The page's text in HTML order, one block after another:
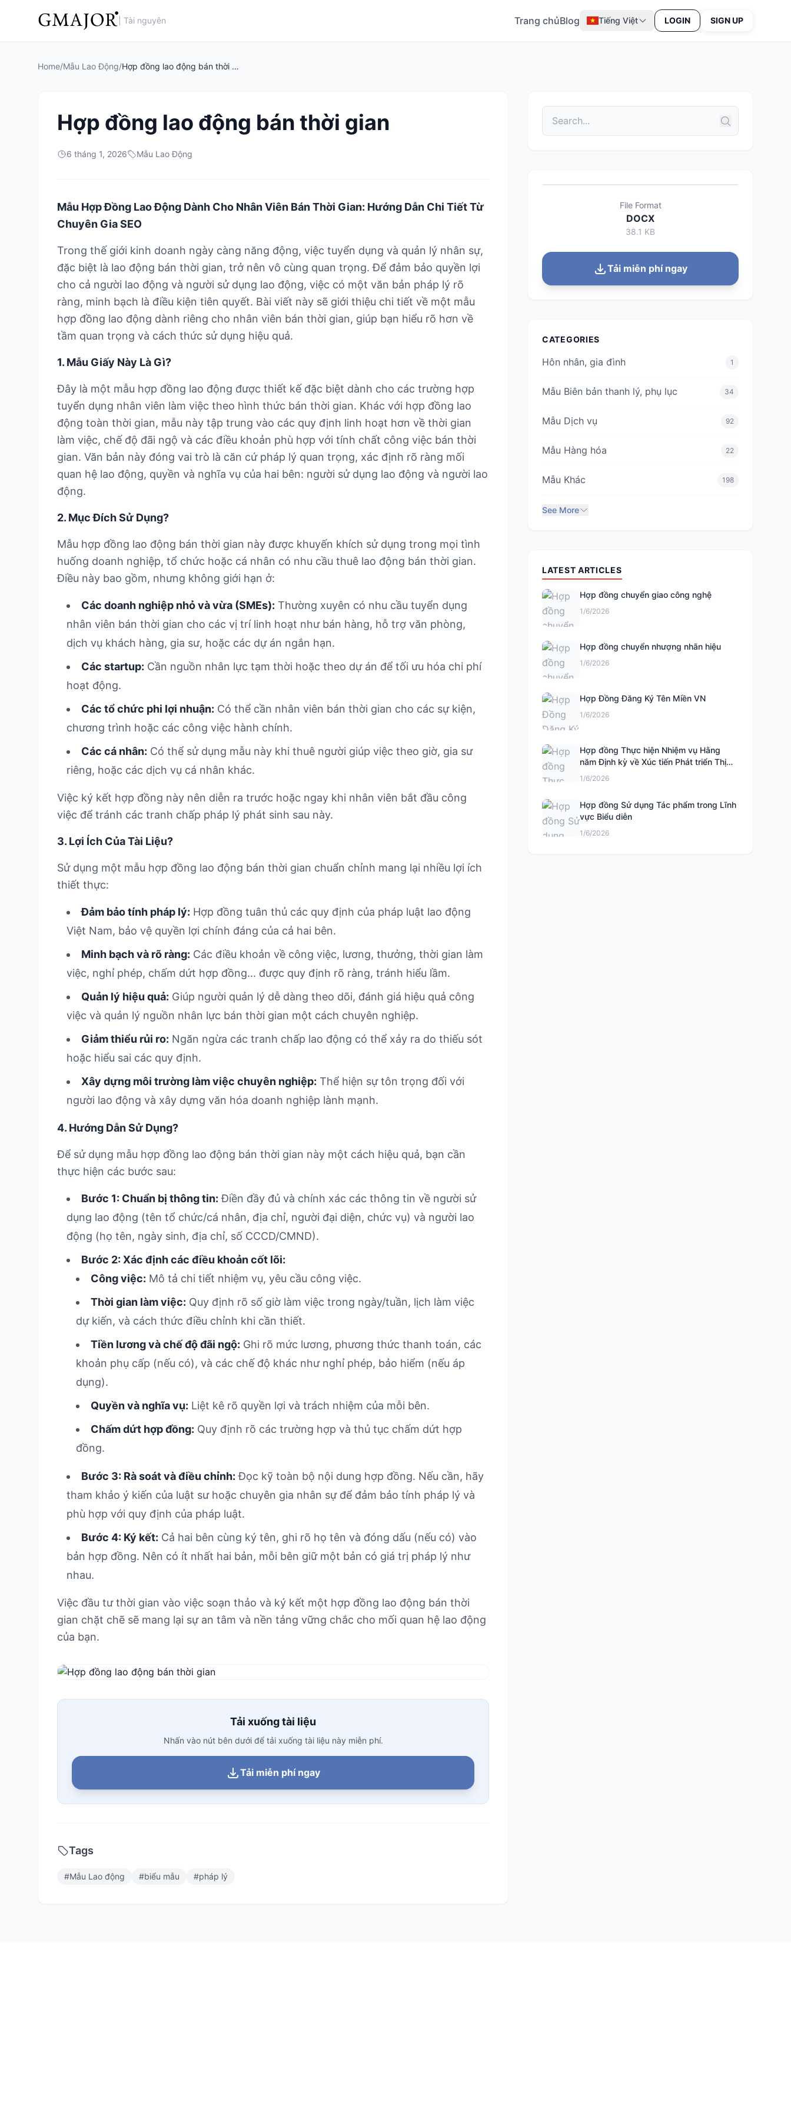
|Tài nguyên Trang chủBlog Tiếng Việt LOGIN SIGN UP
Home/Mẫu Lao Động/ Hợp đồng lao động bán thời gian
Hợp đồng lao động bán thời gian
6 tháng 1, 2026 Mẫu Lao Động
Mẫu Hợp Đồng Lao Động Dành Cho Nhân Viên Bán Thời Gian: Hướng Dẫn Chi Tiết Từ
Chuyên Gia SEO
Trong thế giới kinh doanh ngày càng năng động, việc tuyển dụng và quản lý nhân sự,
đặc biệt là lao động bán thời gian, trở nên vô cùng quan trọng. Để đảm bảo quyền lợi
cho cả người lao động và người sử dụng lao động, việc có một văn bản pháp lý rõ
ràng, minh bạch là điều kiện tiên quyết. Bài viết này sẽ giới thiệu chi tiết về một mẫu
hợp đồng lao động dành riêng cho nhân viên bán thời gian, giúp bạn hiểu rõ hơn về
tầm quan trọng và cách thức sử dụng hiệu quả.
1. Mẫu Giấy Này Là Gì?
Đây là một mẫu hợp đồng lao động được thiết kế đặc biệt dành cho các trường hợp
tuyển dụng nhân viên làm việc theo hình thức bán thời gian. Khác với hợp đồng lao
động toàn thời gian, mẫu này tập trung vào các quy định linh hoạt hơn về thời gian
làm việc, chế độ đãi ngộ và các điều khoản phù hợp với tính chất công việc bán thời
gian. Văn bản này đóng vai trò là căn cứ pháp lý quan trọng, xác định rõ ràng mối
quan hệ lao động, quyền và nghĩa vụ của hai bên: người sử dụng lao động và người lao
động.
2. Mục Đích Sử Dụng?
Mẫu hợp đồng lao động bán thời gian này được khuyến khích sử dụng trong mọi tình
huống doanh nghiệp, tổ chức hoặc cá nhân có nhu cầu thuê lao động bán thời gian.
Điều này bao gồm, nhưng không giới hạn ở:
Các doanh nghiệp nhỏ và vừa (SMEs): Thường xuyên có nhu cầu tuyển dụng
nhân viên bán thời gian cho các vị trí linh hoạt như bán hàng, hỗ trợ văn phòng,
dịch vụ khách hàng, gia sư, hoặc các dự án ngắn hạn.
Các startup: Cần nguồn nhân lực tạm thời hoặc theo dự án để tối ưu hóa chi phí
hoạt động.
Các tổ chức phi lợi nhuận: Có thể cần nhân viên bán thời gian cho các sự kiện,
chương trình hoặc các công việc hành chính.
Các cá nhân: Có thể sử dụng mẫu này khi thuê người giúp việc theo giờ, gia sư
riêng, hoặc các dịch vụ cá nhân khác.
Việc ký kết hợp đồng này nên diễn ra trước hoặc ngay khi nhân viên bắt đầu công
việc để tránh các tranh chấp pháp lý phát sinh sau này.
3. Lợi Ích Của Tài Liệu?
Sử dụng một mẫu hợp đồng lao động bán thời gian chuẩn chỉnh mang lại nhiều lợi ích
thiết thực:
Đảm bảo tính pháp lý: Hợp đồng tuân thủ các quy định của pháp luật lao động
Việt Nam, bảo vệ quyền lợi chính đáng của cả hai bên.
Minh bạch và rõ ràng: Các điều khoản về công việc, lương, thưởng, thời gian làm
việc, nghỉ phép, chấm dứt hợp đồng... được quy định rõ ràng, tránh hiểu lầm.
Quản lý hiệu quả: Giúp người quản lý dễ dàng theo dõi, đánh giá hiệu quả công
việc và quản lý nguồn nhân lực bán thời gian một cách chuyên nghiệp.
Giảm thiểu rủi ro: Ngăn ngừa các tranh chấp lao động có thể xảy ra do thiếu sót
hoặc hiểu sai các quy định.
Xây dựng môi trường làm việc chuyên nghiệp: Thể hiện sự tôn trọng đối với
người lao động và xây dựng văn hóa doanh nghiệp lành mạnh.
4. Hướng Dẫn Sử Dụng?
Để sử dụng mẫu hợp đồng lao động bán thời gian này một cách hiệu quả, bạn cần
thực hiện các bước sau:
Bước 1: Chuẩn bị thông tin: Điền đầy đủ và chính xác các thông tin về người sử
dụng lao động (tên tổ chức/cá nhân, địa chỉ, người đại diện, chức vụ) và người lao
động (họ tên, ngày sinh, địa chỉ, số CCCD/CMND).
Bước 2: Xác định các điều khoản cốt lõi:
Công việc: Mô tả chi tiết nhiệm vụ, yêu cầu công việc.
Thời gian làm việc: Quy định rõ số giờ làm việc trong ngày/tuần, lịch làm việc
dự kiến, và cách thức điều chỉnh khi cần thiết.
Tiền lương và chế độ đãi ngộ: Ghi rõ mức lương, phương thức thanh toán, các
khoản phụ cấp (nếu có), và các chế độ khác như nghỉ phép, bảo hiểm (nếu áp
dụng).
Quyền và nghĩa vụ: Liệt kê rõ quyền lợi và trách nhiệm của mỗi bên.
Chấm dứt hợp đồng: Quy định rõ các trường hợp và thủ tục chấm dứt hợp
đồng.
Bước 3: Rà soát và điều chỉnh: Đọc kỹ toàn bộ nội dung hợp đồng. Nếu cần, hãy
tham khảo ý kiến của luật sư hoặc chuyên gia nhân sự để đảm bảo tính pháp lý và
phù hợp với quy định của pháp luật.
Bước 4: Ký kết: Cả hai bên cùng ký tên, ghi rõ họ tên và đóng dấu (nếu có) vào
bản hợp đồng. Nên có ít nhất hai bản, mỗi bên giữ một bản có giá trị pháp lý như
nhau.
Việc đầu tư thời gian vào việc soạn thảo và ký kết một hợp đồng lao động bán thời
gian chặt chẽ sẽ mang lại sự an tâm và nền tảng vững chắc cho mối quan hệ lao động
của bạn.
Tải xuống tài liệu
Nhấn vào nút bên dưới để tải xuống tài liệu này miễn phí.
Tải miễn phí ngay
Tags
#Mẫu Lao động #biểu mẫu #pháp lý
File Format
DOCX
38.1 KB
Tải miễn phí ngay
CATEGORIES
Hôn nhân, gia đình 1
Mẫu Biên bản thanh lý, phụ lục 34
Mẫu Dịch vụ 92
Mẫu Hàng hóa 22
Mẫu Khác 198
See More
LATEST ARTICLES
Hợp đồng chuyển giao công nghệ
1/6/2026
Hợp đồng chuyển nhượng nhãn hiệu
1/6/2026
Hợp Đồng Đăng Ký Tên Miền VN
1/6/2026
Hợp đồng Thực hiện Nhiệm vụ Hằng
năm Định kỳ về Xúc tiến Phát triển Thị
trường Khoa học và Công nghệ
1/6/2026
Hợp đồng Sử dụng Tác phẩm trong Lĩnh
vực Biểu diễn
1/6/2026